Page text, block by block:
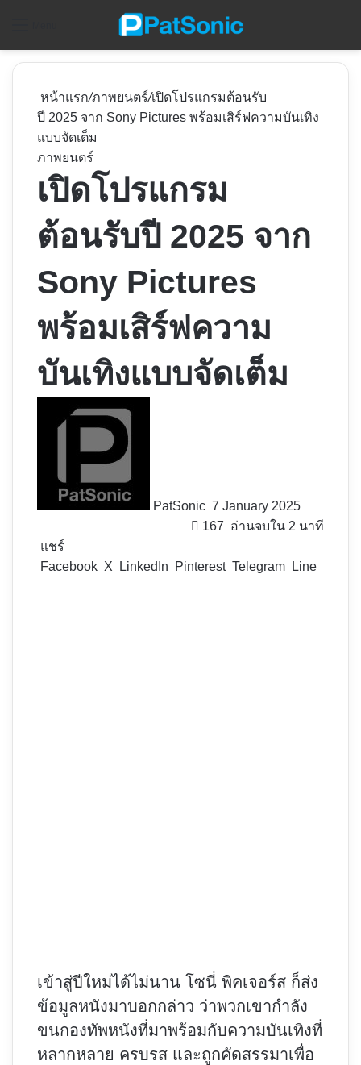
หน้าแรก/ภาพยนตร์/เปิดโปรแกรมต้อนรับ
ปี 2025 จาก Sony Pictures พร้อมเสิร์ฟความบันเทิง
แบบจัดเต็ม
ภาพยนตร์
เปิดโปรแกรม
ต้อนรับปี 2025 จาก
Sony Pictures
พร้อมเสิร์ฟความ
บันเทิงแบบจัดเต็ม
PatSonic 7 January 2025
167 อ่านจบใน 2 นาที
แชร์
Facebook X LinkedIn Pinterest Telegram Line
เข้าสู่ปีใหม่ได้ไม่นาน โซนี่ พิคเจอร์ส ก็ส่ง
ข้อมูลหนังมาบอกกล่าว ว่าพวกเขากำลัง
ขนกองทัพหนังที่มาพร้อมกับความบันเทิงที่
หลากหลาย ครบรส และถูกคัดสรรมาเพื่อ